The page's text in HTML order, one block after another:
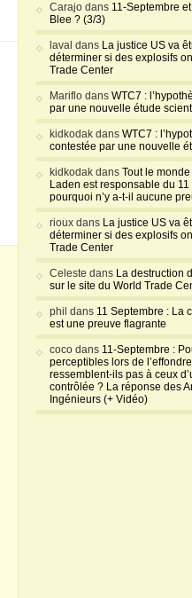
Carajo dans 11-Septembre
Blee ? (3/3)
laval dans La justice US va
déterminer si des explosifs
Trade Center
Mariflo dans WTC7 :
par une nouvelle étude
kidkodak dans WTC7 :
contestée par une nouvelle
kidkodak dans Tout le
Laden est responsable du
pourquoi n’y a-t-il aucune
rioux dans La justice US va
déterminer si des explosifs
Trade Center
Celeste dans La destruction
sur le site du World Trade
phil dans 11 Septembre : La
est une preuve flagrante
coco dans 11-Septembre :
perceptibles lors de
ressemblent-ils pas à ceux
contrôlée ? La réponse des
Ingénieurs (+ Vidéo)